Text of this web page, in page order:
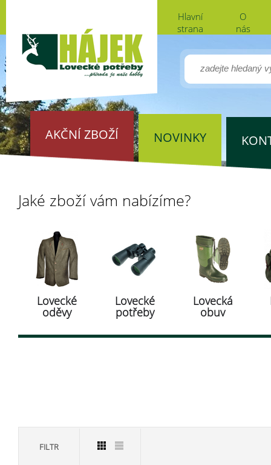
Hlavní
strana
O
nás
AKČNÍ ZBOŽÍ NOVINKY
Jaké zboží vám nabízíme?
Lovecké
oděvy
Lovecké
potřeby
Lovecká
obuv
FILTR